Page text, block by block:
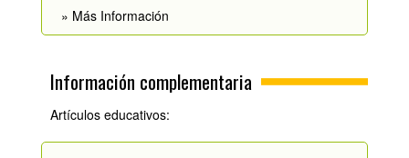
» Más Información
Información complementaria
Artículos educativos: